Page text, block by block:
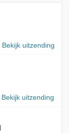
Bekijk uitzending
Bekijk uitzending